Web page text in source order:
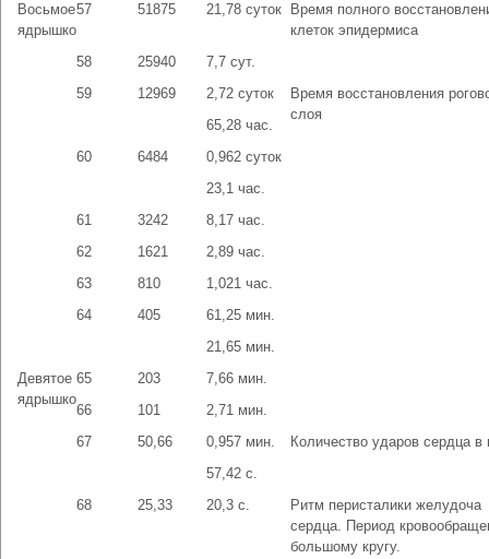
Восьмое
ядрышко
57 51875 21,78 суток
Время полного
клеток эпидермиса
58
25940
7,7 сут.
59
12969
2,72 суток
65,28 час.
Время восстановления
слоя
60 6484
0,962 суток
23,1 час.
61
3242
8,17 час.
62
1621
2,89 час.
63
810
1,021 час.
64
405
61,25 мин.
21,65 мин.
Девятое
ядрышко
65 203
7,66 мин.
66
101
2,71 мин.
67
50,66
0,957 мин.
57,42 с.
Количество ударов сердца в
68 25,33 20,3 с.
Ритм перисталики желудоча
сердца. Период
большому кругу.